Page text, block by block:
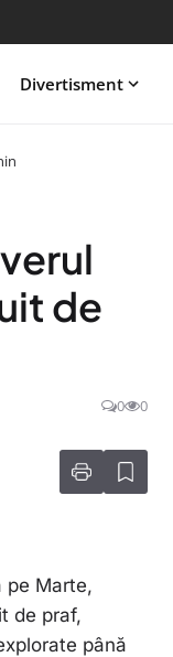
Divertisment
de
0 0
pe Marte,
de praf,
până